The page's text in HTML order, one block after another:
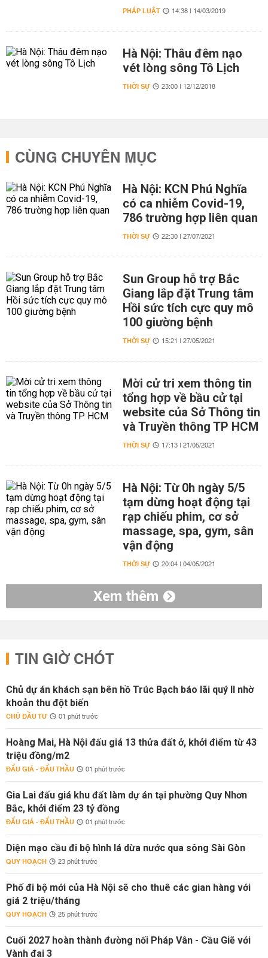
PHÁP LUẬT 14:38 | 14/03/2019
Hà Nội: Thâu đêm nạo
vét lòng sông Tô Lịch
THỜI SỰ 23:00 | 12/12/2018
CÙNG CHUYÊN MỤC
Hà Nội: KCN Phú Nghĩa
có ca nhiễm Covid-19,
786 trường hợp liên quan
THỜI SỰ 22:30 | 27/07/2021
Sun Group hỗ trợ Bắc
Giang lắp đặt Trung tâm
Hồi sức tích cực quy mô
100 giường bệnh
THỜI SỰ 15:21 | 27/05/2021
Mời cử tri xem thông tin
tổng hợp về bầu cử tại
website của Sở Thông tin
và Truyền thông TP HCM
THỜI SỰ 17:13 | 21/05/2021
Hà Nội: Từ 0h ngày 5/5
tạm dừng hoạt động tại
rạp chiếu phim, cơ sở
massage, spa, gym, sân
vận động
THỜI SỰ 20:04 | 04/05/2021
Xem thêm
TIN GIỜ CHÓT
Chủ dự án khách sạn bên hồ Trúc Bạch báo lãi quý II nhờ
khoản thu đột biến
CHỦ ĐẦU TƯ 01 phút trước
Hoàng Mai, Hà Nội đấu giá 13 thửa đất ở, khởi điểm từ 43
triệu đồng/m2
ĐẤU GIÁ - ĐẤU THẦU 01 phút trước
Gia Lai đấu giá khu đất làm dự án tại phường Quy Nhơn
Bắc, khởi điểm 23 tỷ đồng
ĐẤU GIÁ - ĐẤU THẦU 01 phút trước
Diện mạo cầu đi bộ hình lá dừa nước qua sông Sài Gòn
QUY HOẠCH 23 phút trước
Phố đi bộ mới của Hà Nội sẽ cho thuê các gian hàng với
giá 2 triệu/tháng
QUY HOẠCH 25 phút trước
Cuối 2027 hoàn thành đường nối Pháp Vân - Cầu Giẽ với
Vành đai 3